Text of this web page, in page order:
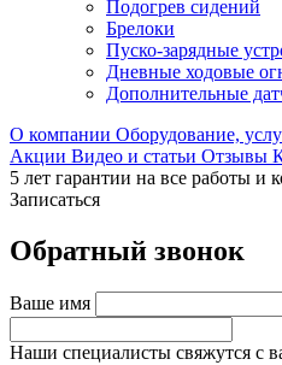
Подогрев сидений
Брелоки
Пуско-зарядные
Дневные ходовые
Дополнительные
О компании Оборудование,
Акции Видео и статьи Отзывы
5 лет гарантии на все работы и
Записаться
Обратный звонок
Ваше имя
Наши специалисты свяжутся с